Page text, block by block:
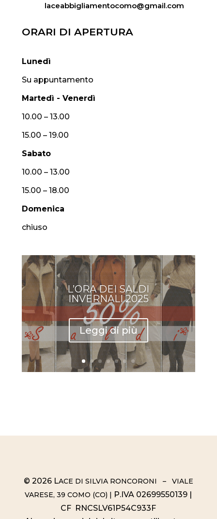
laceabbigliamentocomo@gmail.com
ORARI DI APERTURA
Lunedì
Su appuntamento
Martedì - Venerdì
10.00 – 13.00
15.00 – 19.00
Sabato
10.00 – 13.00
15.00 – 18.00
Domenica
chiuso
L’ORA DEI SALDI
INVERNALI 2025
Leggi di più
© 2026 LACE DI SILVIA RONCORONI – VIALE
VARESE, 39 COMO (CO) | P.IVA 02699550139 |
CF RNCSLV61P54C933F